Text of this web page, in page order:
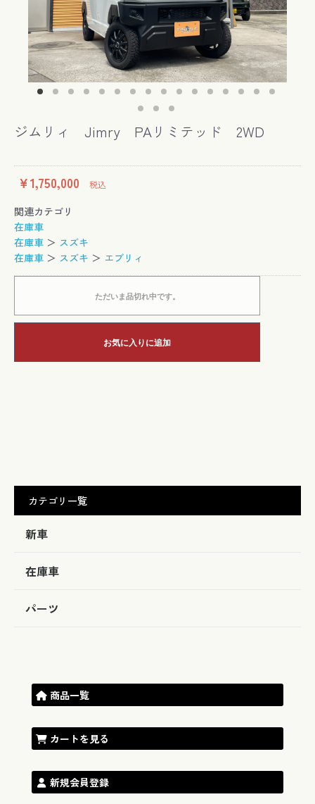
ジムリィ Jimry PAリミテッド 2WD
￥1,750,000 税込
関連カテゴリ
在庫車
在庫車 ＞ スズキ
在庫車 ＞ スズキ ＞ エブリィ
ただいま品切れ中です。
お気に入りに追加
カテゴリ一覧
新車
在庫車
パーツ
商品一覧
カートを見る
新規会員登録